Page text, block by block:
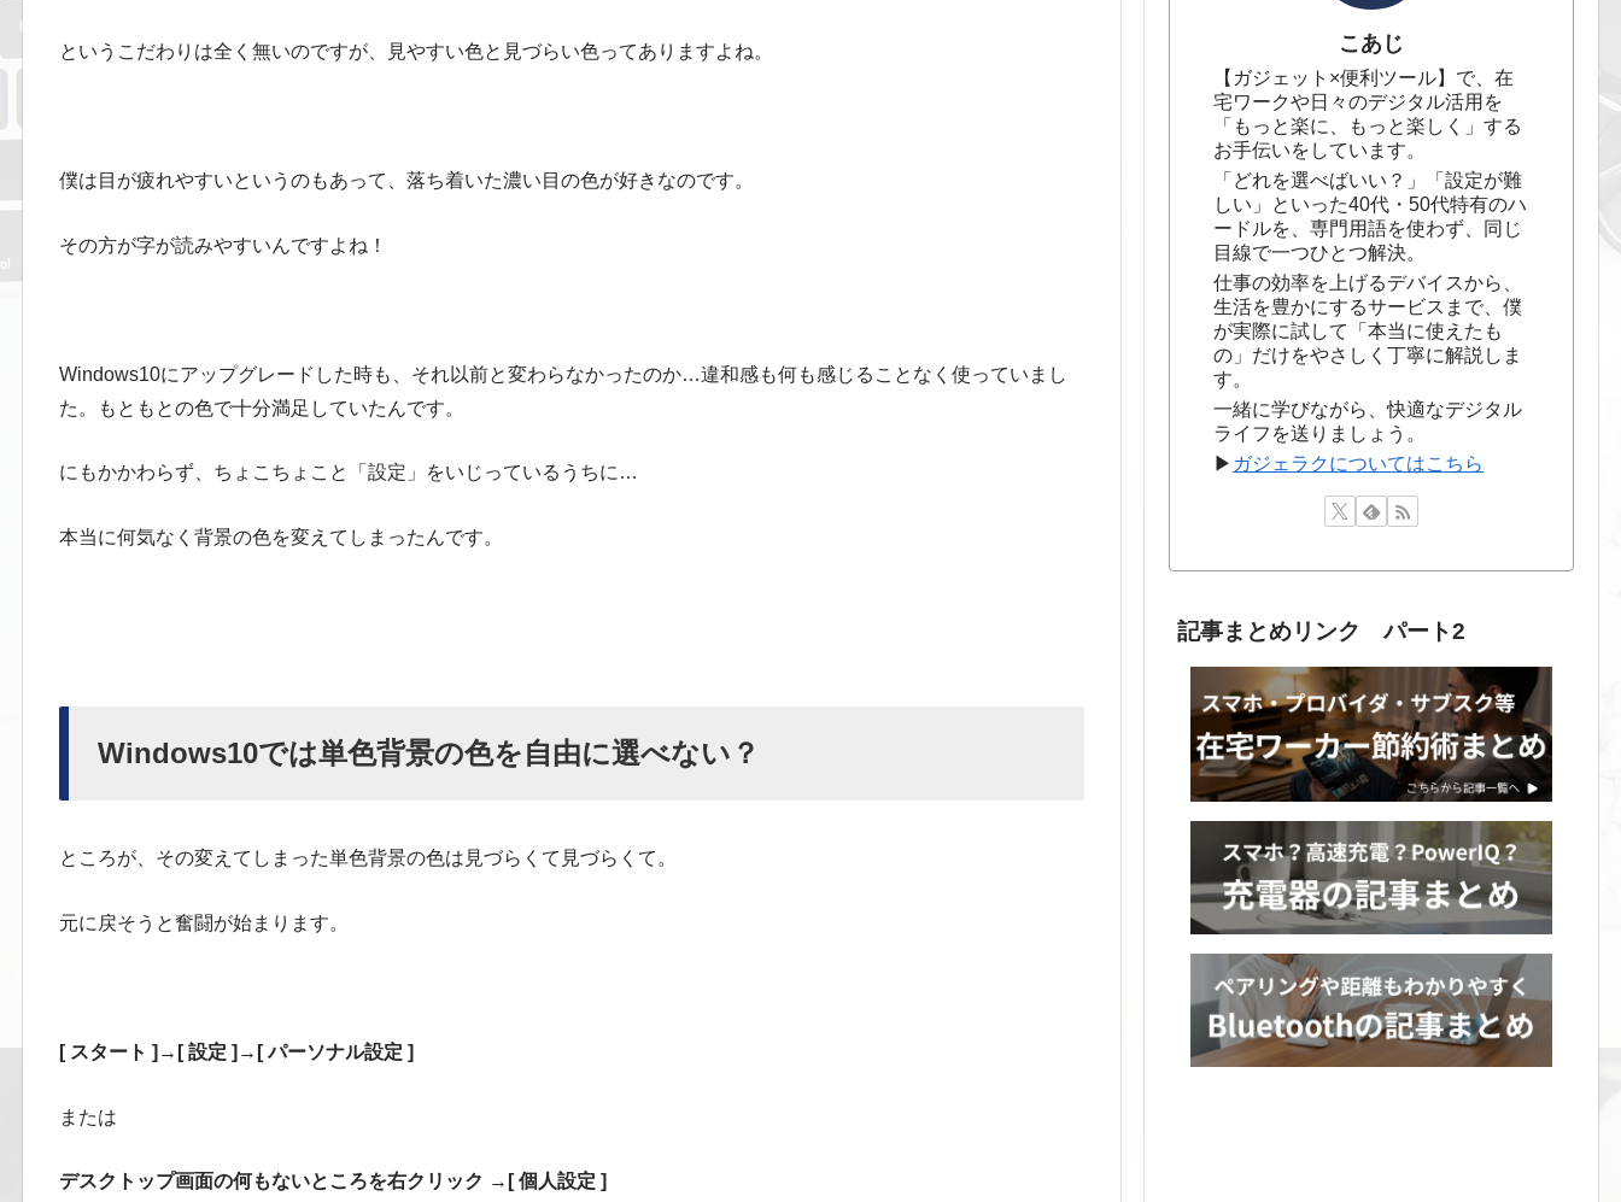
というこだわりは全く無いのですが、見やすい色と見づらい色ってありますよね。
僕は目が疲れやすいというのもあって、落ち着いた濃い目の色が好きなのです。
その方が字が読みやすいんですよね！
Windows10にアップグレードした時も、それ以前と変わらなかったのか…違和感も何も感じることなく使っていまし
た。もともとの色で十分満足していたんです。
にもかかわらず、ちょこちょこと「設定」をいじっているうちに…
本当に何気なく背景の色を変えてしまったんです。
Windows10では単色背景の色を自由に選べない？
ところが、その変えてしまった単色背景の色は見づらくて見づらくて。
元に戻そうと奮闘が始まります。
[ スタート ]→[ 設定 ]→[ パーソナル設定 ]
または
デスクトップ画面の何もないところを右クリック →[ 個人設定 ]
こあじ
【ガジェット×便利ツール】で、在
宅ワークや日々のデジタル活用を
「もっと楽に、もっと楽しく」する
お手伝いをしています。
「どれを選べばいい？」「設定が難
しい」といった40代・50代特有のハ
ードルを、専門用語を使わず、同じ
目線で一つひとつ解決。
仕事の効率を上げるデバイスから、
生活を豊かにするサービスまで、僕
が実際に試して「本当に使えたも
の」だけをやさしく丁寧に解説しま
す。
一緒に学びながら、快適なデジタル
ライフを送りましょう。
▶ ガジェラクについてはこちら
記事まとめリンク パート2